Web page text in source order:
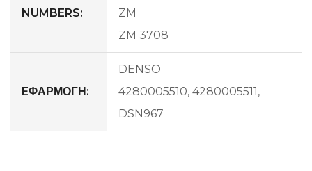
NUMBERS:
ZM
ZM 3708
EΦΑΡΜΟΓΗ:
DENSO
4280005510, 4280005511,
DSN967